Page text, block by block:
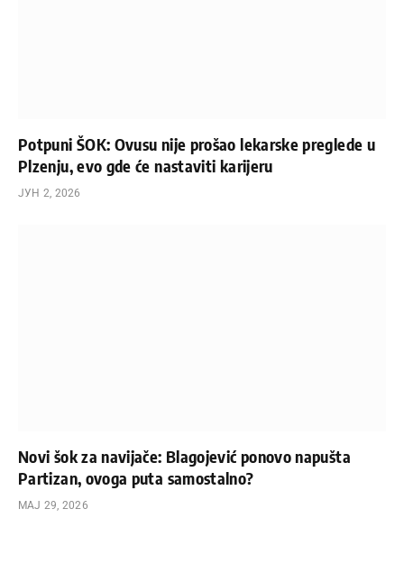
Potpuni ŠOK: Ovusu nije prošao lekarske preglede u
Plzenju, evo gde će nastaviti karijeru
ЈУН 2, 2026
Novi šok za navijače: Blagojević ponovo napušta
Partizan, ovoga puta samostalno?
МАЈ 29, 2026